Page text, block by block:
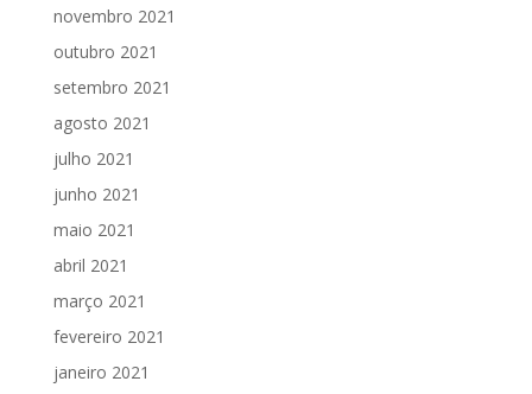
novembro 2021
outubro 2021
setembro 2021
agosto 2021
julho 2021
junho 2021
maio 2021
abril 2021
março 2021
fevereiro 2021
janeiro 2021